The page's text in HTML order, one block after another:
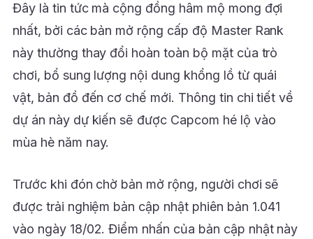
Đây là tin tức mà cộng đồng hâm mộ mong đợi
nhất, bởi các bản mở rộng cấp độ Master Rank
này thường thay đổi hoàn toàn bộ mặt của trò
chơi, bổ sung lượng nội dung khổng lồ từ quái
vật, bản đồ đến cơ chế mới. Thông tin chi tiết về
dự án này dự kiến sẽ được Capcom hé lộ vào
mùa hè năm nay.
Trước khi đón chờ bản mở rộng, người chơi sẽ
được trải nghiệm bản cập nhật phiên bản 1.041
vào ngày 18/02. Điểm nhấn của bản cập nhật này